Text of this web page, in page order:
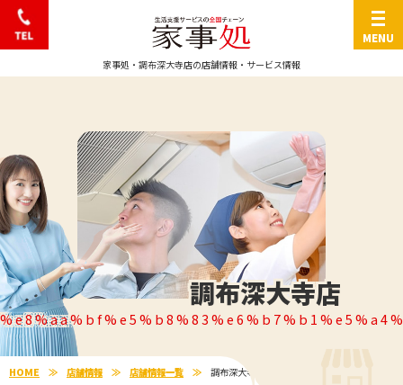
家事処・調布深大寺店の店舗情報・サービス情報
調布深大寺店
HOME 店舗情報 店舗情報一覧 調布深大寺店